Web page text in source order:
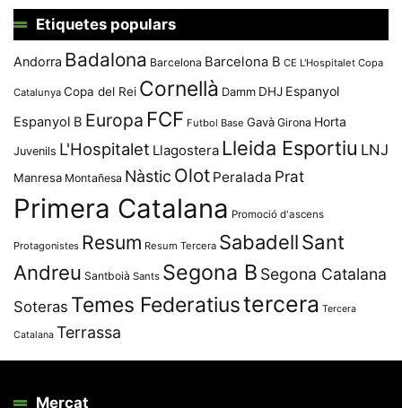
Etiquetes populars
Andorra Badalona Barcelona Barcelona B CE L'Hospitalet Copa
Catalunya Copa del Rei Cornellà Damm DHJ Espanyol
Espanyol B Europa FCF Futbol Base Gavà Girona Horta
Juvenils L'Hospitalet Llagostera Lleida Esportiu LNJ
Manresa Montañesa Nàstic Olot Peralada Prat
Primera Catalana Promoció d'ascens
Protagonistes Resum Resum Tercera SabadellSant
Andreu Santboià Sants Segona B Segona Catalana
Soteras Temes Federatiustercera Tercera
Catalana Terrassa
Mercat